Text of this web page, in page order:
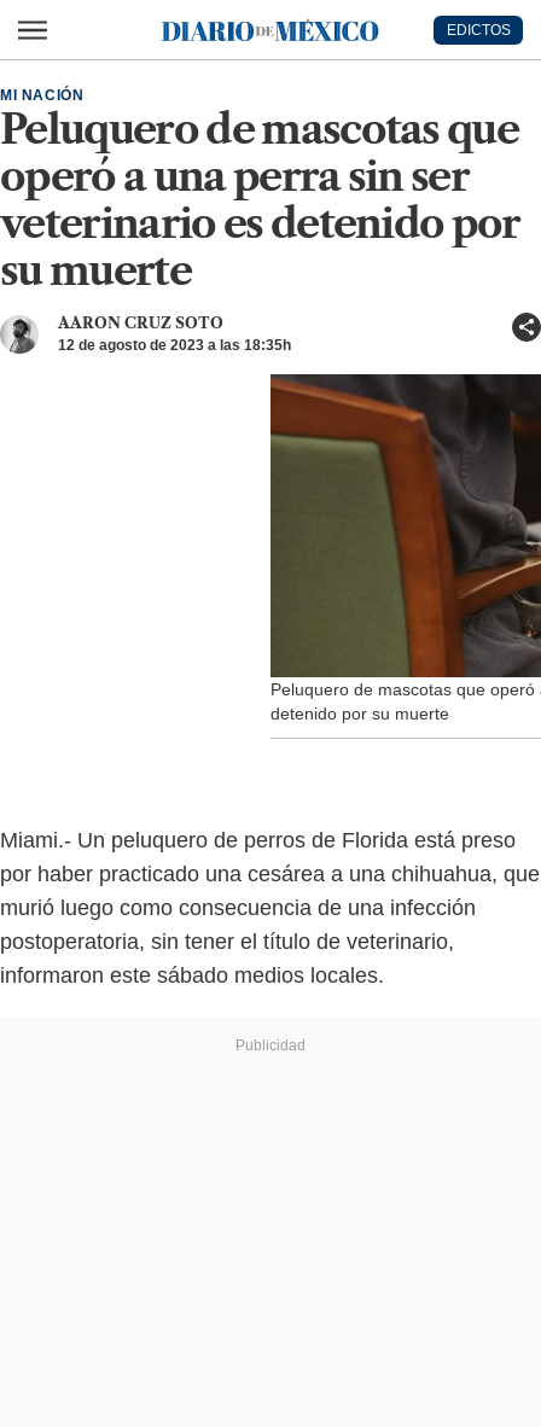
Diario de México
EDICTOS
Peluquero de mascotas que
operó a una perra sin ser
veterinario es detenido por
su muerte
MI NACIÓN
AARON CRUZ SOTO
12 de agosto de 2023 a las 18:35h
Peluquero de mascotas que
detenido por su muerte
Miami.- Un peluquero de perros de Florida está preso
por haber practicado una cesárea a una chihuahua, que
murió luego como consecuencia de una infección
postoperatoria, sin tener el título de veterinario,
informaron este sábado medios locales.